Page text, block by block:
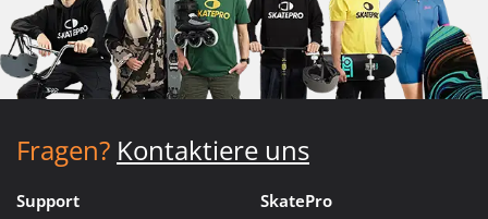
Fragen? Kontaktiere uns
Support SkatePro